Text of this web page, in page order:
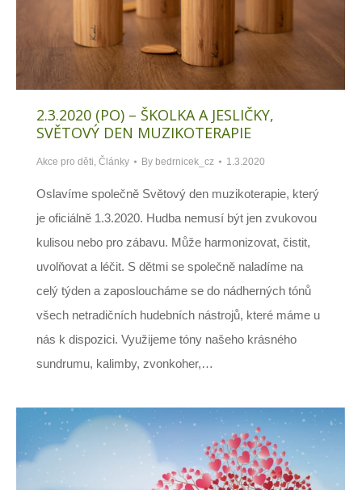
2.3.2020 (PO) – ŠKOLKA A JESLIČKY,
SVĚTOVÝ DEN MUZIKOTERAPIE
Akce pro děti Články By bedrnicek_cz 1.3.2020
Oslavíme společně Světový den muzikoterapie, který
je oficiálně 1.3.2020. Hudba nemusí být jen zvukovou
kulisou nebo pro zábavu. Může harmonizovat, čistit,
uvolňovat a léčit. S dětmi se společně naladíme na
celý týden a zaposloucháme se do nádherných tónů
všech netradičních hudebních nástrojů, které máme u
nás k dispozici. Využijeme tóny našeho krásného
sundrumu, kalimby, zvonkoher,…